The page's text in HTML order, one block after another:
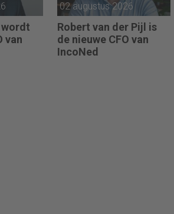
wordt
van
02 augustus 2026
Robert van der Pijl is
de nieuwe CFO van
IncoNed